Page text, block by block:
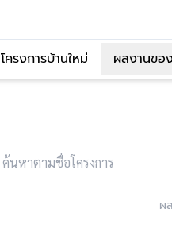
โครงการบ้านใหม่ ผลงานขอ
ค้นหาตามชื่อโครงการ
ผ